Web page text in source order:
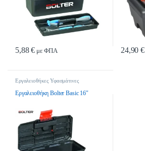
5,88€ με ΦΠΑ 24,90€
Εργαλειοθήκες Υφασμάτινες
Εργαλειοθήκη Bolter Basic 16″